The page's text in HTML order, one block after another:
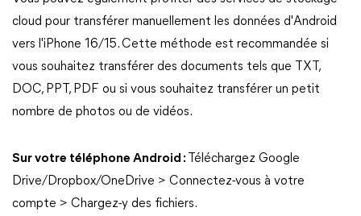
cloud pour transférer manuellement les données d'Android
vers l'iPhone 16/15. Cette méthode est recommandée si
vous souhaitez transférer des documents tels que TXT,
DOC, PPT, PDF ou si vous souhaitez transférer un petit
nombre de photos ou de vidéos.
Sur votre téléphone Android :
Téléchargez Google
Drive/Dropbox/OneDrive > Connectez-vous à votre
compte > Chargez-y des fichiers.